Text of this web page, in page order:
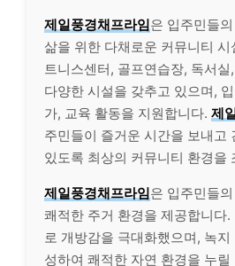
제일풍경채프라임은 입주민들
삶을 위한 다채로운 커뮤니티
트니스센터, 골프연습장, 독서
다양한 시설을 갖추고 있으며,
가, 교육 활동을 지원합니다. 제
주민들이 즐거운 시간을 보내고
있도록 최상의 커뮤니티 환경을
제일풍경채프라임은 입주민들
쾌적한 주거 환경을 제공합니다
로 개방감을 극대화했으며, 녹
성하여 쾌적한 자연 환경을 누